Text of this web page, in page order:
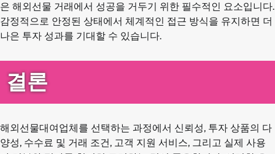
은 해외선물 거래에서 성공을 거두기 위한 필수적인 요소입니다.
감정적으로 안정된 상태에서 체계적인 접근 방식을 유지하면 더
나은 투자 성과를 기대할 수 있습니다.
결론
해외선물대여업체를 선택하는 과정에서 신뢰성, 투자 상품의 다
양성, 수수료 및 거래 조건, 고객 지원 서비스, 그리고 실제 사용